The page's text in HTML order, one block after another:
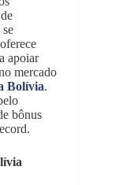
apoiar
mercado
Bolívia.
bônus